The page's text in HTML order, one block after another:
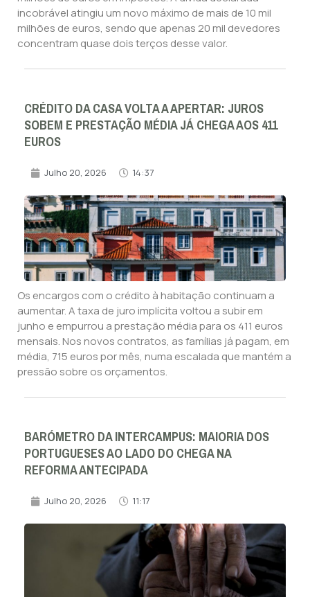
incobrável atingiu um novo máximo de mais de 10 mil
milhões de euros, sendo que apenas 20 mil devedores
concentram quase dois terços desse valor.
CRÉDITO DA CASA VOLTA A APERTAR: JUROS
SOBEM E PRESTAÇÃO MÉDIA JÁ CHEGA AOS 411
EUROS
Julho 20, 2026 14:37
Os encargos com o crédito à habitação continuam a
aumentar. A taxa de juro implícita voltou a subir em
junho e empurrou a prestação média para os 411 euros
mensais. Nos novos contratos, as famílias já pagam, em
média, 715 euros por mês, numa escalada que mantém a
pressão sobre os orçamentos.
BARÓMETRO DA INTERCAMPUS: MAIORIA DOS
PORTUGUESES AO LADO DO CHEGA NA
REFORMA ANTECIPADA
Julho 20, 2026 11:17